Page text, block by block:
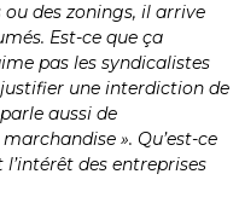
ou des zonings, il arrive
Est-ce que ça
pas les syndicalistes
une interdiction de
aussi de
». Qu’est-ce
l’intérêt des entreprises